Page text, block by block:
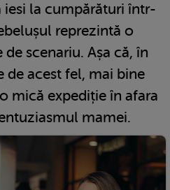
iesi la cumpărături într-
reprezintă o
scenariu. Așa că, în
de acest fel, mai bine
mică expediție în afara
mamei.